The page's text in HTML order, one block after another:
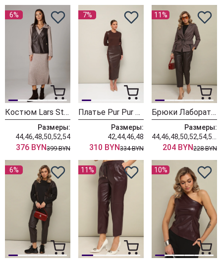
6%
Костюм Lars Style 1175
Размеры:
44,46,48,50,52,54
376 BYN399 BYN
7%
Платье Pur Pur 11-337-1
Размеры:
42,44,46,48
310 BYN334 BYN
11%
Брюки Лаборатория Моды М 20 коричневый
Размеры:
204 BYN228 BYN
6% 11% 10%